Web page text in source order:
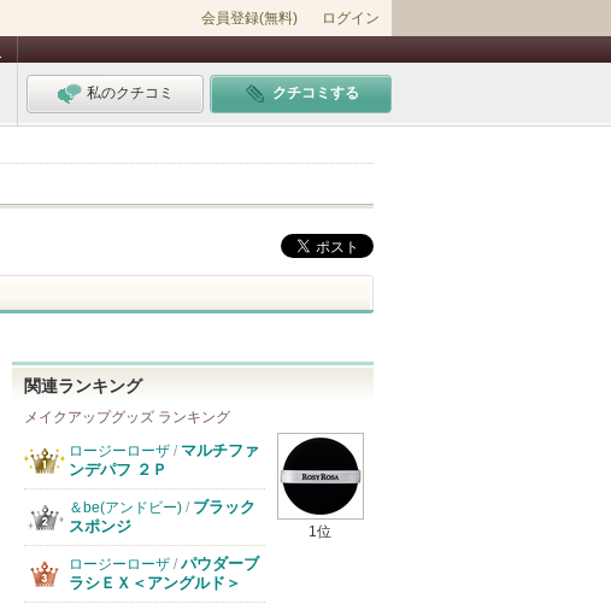
会員登録(無料) ログイン
私のクチコミ クチコミする
関連ランキング
メイクアップグッズ ランキング
1位
ロージーローザ / マルチファ
ンデパフ ２Ｐ
＆be(アンドビー) / ブラック
スポンジ
ロージーローザ / パウダーブ
ラシＥＸ＜アングルド＞